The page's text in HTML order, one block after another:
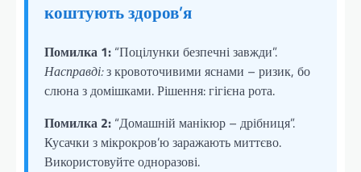
коштують здоров’я
Помилка 1: “Поцілунки безпечні завжди”.
Насправді:з кровоточивими яснами – ризик, бо
слюна з домішками. Рішення: гігієна рота.
Помилка 2: “Домашній манікюр – дрібниця”.
Кусачки з мікрокров’ю заражають миттєво.
Використовуйте одноразові.